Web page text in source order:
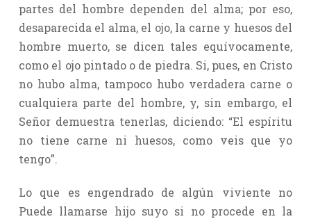
partes del hombre dependen del alma; por eso,
desaparecida el alma, el ojo, la carne y huesos del
hombre muerto, se dicen tales equívocamente,
como el ojo pintado o de piedra. Si, pues, en Cristo
no hubo alma, tampoco hubo verdadera carne o
cualquiera parte del hombre, y, sin embargo, el
Señor demuestra tenerlas, diciendo: “El espíritu
no tiene carne ni huesos, como veis que yo
tengo”.
Lo que es engendrado de algún viviente no
Puede llamarse hijo suyo si no procede en la